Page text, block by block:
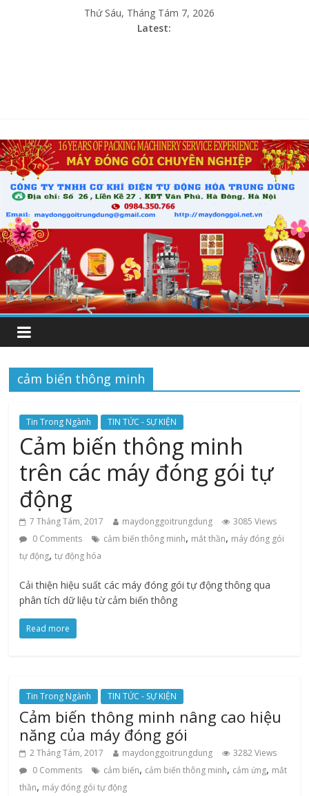
Thứ Sáu, Tháng Tám 7, 2026
Latest:
cảm biến thông minh
Tin Trong Ngành TIN TỨC - SỰ KIỆN
Cảm biến thông minh
trên các máy đóng gói tự
động
7 Tháng Tám, 2017 maydonggoitrungdung
3085 Views
0 Comments
cảm biến thông minh, mắt thần, máy đóng gói
tự động,tự động hóa
Cải thiện hiệu suất các máy đóng gói tự động thông qua
phân tích dữ liệu từ cảm biến thông
Read more
Tin Trong Ngành TIN TỨC - SỰ KIỆN
Cảm biến thông minh nâng cao hiệu
năng của máy đóng gói
2 Tháng Tám, 2017 maydonggoitrungdung
3282 Views
0 Comments
cảm biến, cảm biến thông minh, cảm ứng, mắt
thần, máy đóng gói tự động